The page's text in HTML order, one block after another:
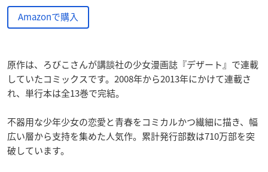
Amazonで購入
原作は、ろびこさんが講談社の少女漫画誌『デザート』で連載
していたコミックスです。2008年から2013年にかけて連載さ
れ、単行本は全13巻で完結。
不器用な少年少女の恋愛と青春をコミカルかつ繊細に描き、幅
広い層から支持を集めた人気作。累計発行部数は710万部を突
破しています。